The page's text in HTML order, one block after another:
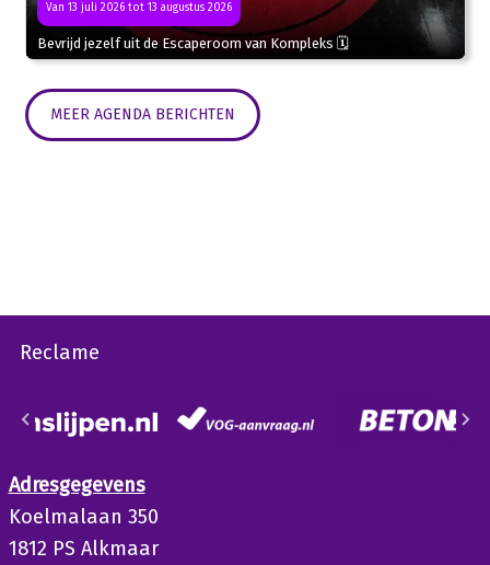
Van 13 juli 2026 tot 13 augustus 2026
Bevrijd jezelf uit de Escaperoom van Kompleks 🗓
MEER AGENDA BERICHTEN
Reclame
Adresgegevens
Koelmalaan 350
1812 PS Alkmaar